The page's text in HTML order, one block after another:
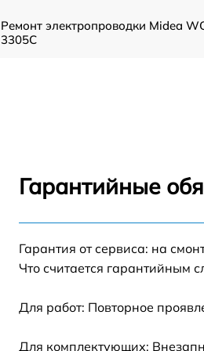
Ремонт электропроводки Midea
3305C
Замена заливного клапана Midea
Замена панели управления Midea
3305C
3305C
Гарантийные
Гарантия от сервиса: на
Что считается гарантийным
Для работ: Повторное
Для комплектующих: